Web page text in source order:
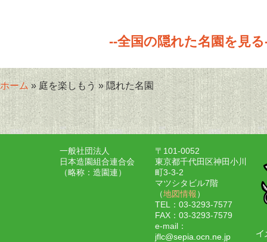
--全国の隠れた名園を見る
ホーム » 庭を楽しもう » 隠れた名園
一般社団法人
日本造園組合連合会
（略称：造園連）
〒101-0052
東京都千代田区神田小川
町3-3-2
マツシタビル7階
（地図情報）
TEL：03-3293-7577
FAX：03-3293-7579
e-mail：
jflc@sepia.ocn.ne.jp